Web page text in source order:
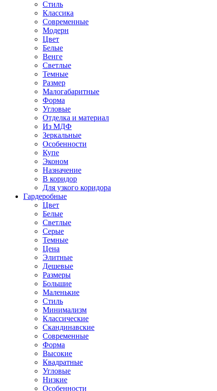
Стиль
Классика
Современные
Модерн
Цвет
Белые
Венге
Светлые
Темные
Размер
Малогабаритные
Форма
Угловые
Отделка и материал
Из МДФ
Зеркальные
Особенности
Купе
Эконом
Назначение
В коридор
Для узкого коридора
Гардеробные
Цвет
Белые
Светлые
Серые
Темные
Цена
Элитные
Дешевые
Размеры
Большие
Маленькие
Стиль
Минимализм
Классические
Скандинавские
Современные
Форма
Высокие
Квадратные
Угловые
Низкие
Особенности